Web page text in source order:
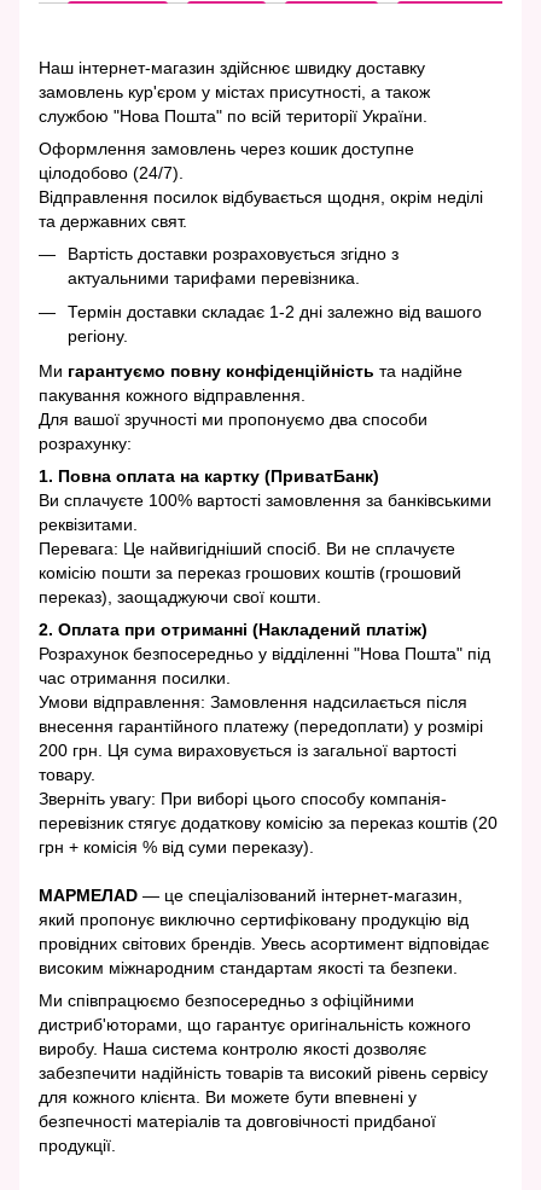
Наш інтернет-магазин здійснює швидку доставку
замовлень кур'єром у містах присутності, а також
службою "Нова Пошта" по всій території України.
Оформлення замовлень через кошик доступне
цілодобово (24/7).
Відправлення посилок відбувається щодня, окрім неділі
та державних свят.
Вартість доставки розраховується згідно з
актуальними тарифами перевізника.
Термін доставки складає 1-2 дні залежно від вашого
регіону.
Ми гарантуємо повну конфіденційність та надійне
пакування кожного відправлення.
Для вашої зручності ми пропонуємо два способи
розрахунку:
1. Повна оплата на картку (ПриватБанк)
Ви сплачуєте 100% вартості замовлення за банківськими
реквізитами.
Перевага: Це найвигідніший спосіб. Ви не сплачуєте
комісію пошти за переказ грошових коштів (грошовий
переказ), заощаджуючи свої кошти.
2. Оплата при отриманні (Накладений платіж)
Розрахунок безпосередньо у відділенні "Нова Пошта" під
час отримання посилки.
Умови відправлення: Замовлення надсилається після
внесення гарантійного платежу (передоплати) у розмірі
200 грн. Ця сума вираховується із загальної вартості
товару.
Зверніть увагу: При виборі цього способу компанія-
перевізник стягує додаткову комісію за переказ коштів (20
грн + комісія % від суми переказу).
МАРМЕЛАD — це спеціалізований інтернет-магазин,
який пропонує виключно сертифіковану продукцію від
провідних світових брендів. Увесь асортимент відповідає
високим міжнародним стандартам якості та безпеки.
Ми співпрацюємо безпосередньо з офіційними
дистриб'юторами, що гарантує оригінальність кожного
виробу. Наша система контролю якості дозволяє
забезпечити надійність товарів та високий рівень сервісу
для кожного клієнта. Ви можете бути впевнені у
безпечності матеріалів та довговічності придбаної
продукції.